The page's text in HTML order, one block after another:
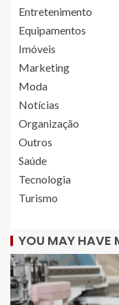
Entretenimento
Equipamentos
Imóveis
Marketing
Moda
Notícias
Organização
Outros
Saúde
Tecnologia
Turismo
YOU MAY HAVE